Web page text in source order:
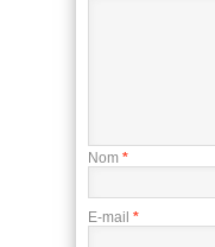
Nom *
E-mail *